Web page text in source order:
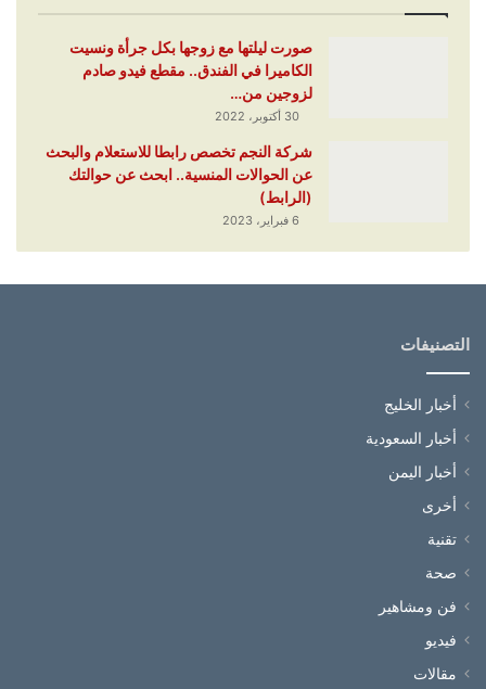
صورت ليلتها مع زوجها بكل جرأة ونسيت
الكاميرا في الفندق.. مقطع فيدو صادم
لزوجين من…
30 أكتوبر، 2022
شركة النجم تخصص رابطا للاستعلام والبحث
عن الحوالات المنسية.. ابحث عن حوالتك
(الرابط)
6 فبراير، 2023
التصنيفات
أخبار الخليج
أخبار السعودية
أخبار اليمن
أخرى
تقنية
صحة
فن ومشاهير
فيديو
مقالات